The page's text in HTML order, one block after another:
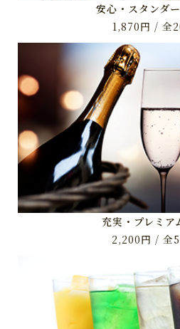
安心・スタンダ
1,870円 / 全
充実・プレミア
2,200円 / 全